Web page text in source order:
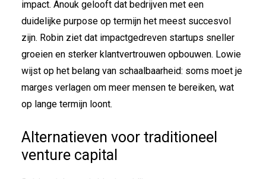
impact. Anouk gelooft dat bedrijven met een
duidelijke purpose op termijn het meest succesvol
zijn. Robin ziet dat impactgedreven startups sneller
groeien en sterker klantvertrouwen opbouwen. Lowie
wijst op het belang van schaalbaarheid: soms moet je
marges verlagen om meer mensen te bereiken, wat
op lange termijn loont.
Alternatieven voor traditioneel
venture capital